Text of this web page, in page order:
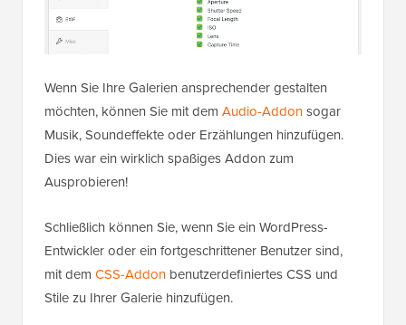
Wenn Sie Ihre Galerien ansprechender gestalten
möchten, können Sie mit dem Audio-Addonsogar
Musik, Soundeffekte oder Erzählungen hinzufügen.
Dies war ein wirklich spaßiges Addon zum
Ausprobieren!
Schließlich können Sie, wenn Sie ein WordPress-
Entwickler oder ein fortgeschrittener Benutzer sind,
mit dem CSS-Addon benutzerdefiniertes CSS und
Stile zu Ihrer Galerie hinzufügen.